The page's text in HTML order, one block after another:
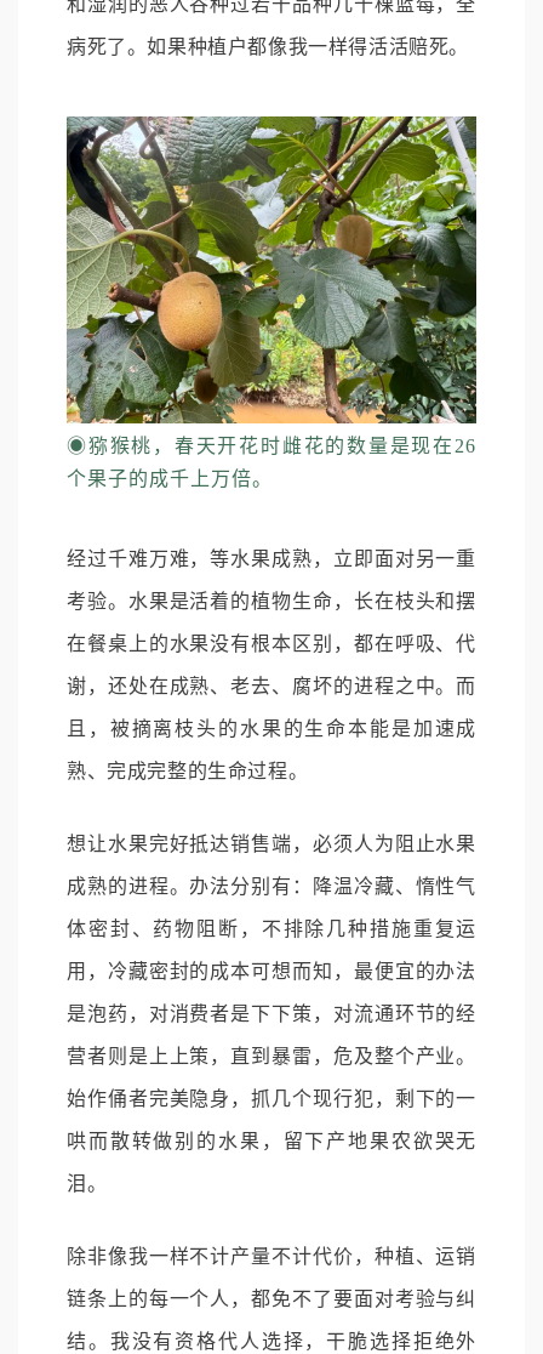
病死了。如果种植户都像我一样得活活赔死。
◉猕猴桃，春天开花时雌花的数量是现在26
个果子的成千上万倍。
经过千难万难，等水果成熟，立即面对另一重
考验。水果是活着的植物生命，长在枝头和摆
在餐桌上的水果没有根本区别，都在呼吸、代
谢，还处在成熟、老去、腐坏的进程之中。而
且，被摘离枝头的水果的生命本能是加速成
熟、完成完整的生命过程。
想让水果完好抵达销售端，必须人为阻止水果
成熟的进程。办法分别有：降温冷藏、惰性气
体密封、药物阻断，不排除几种措施重复运
用，冷藏密封的成本可想而知，最便宜的办法
是泡药，对消费者是下下策，对流通环节的经
营者则是上上策，直到暴雷，危及整个产业。
始作俑者完美隐身，抓几个现行犯，剩下的一
哄而散转做别的水果，留下产地果农欲哭无
泪。
除非像我一样不计产量不计代价，种植、运销
链条上的每一个人，都免不了要面对考验与纠
结。我没有资格代人选择，干脆选择拒绝外